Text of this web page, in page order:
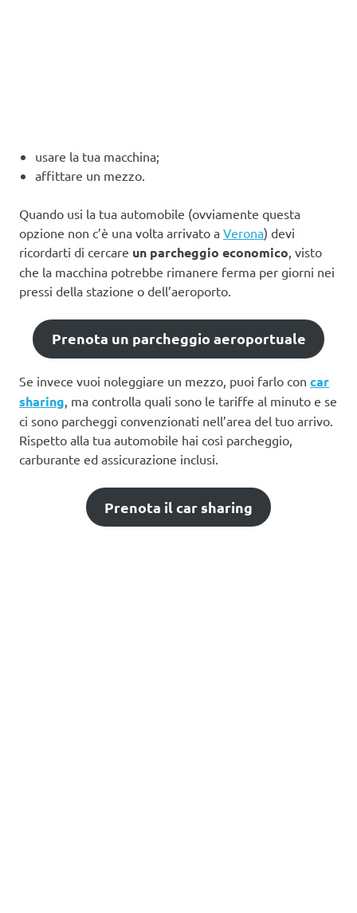
usare la tua macchina;
affittare un mezzo.
Quando usi la tua automobile (ovviamente questa
opzione non c’è una volta arrivato a Verona) devi
ricordarti di cercare un parcheggio economico , visto
che la macchina potrebbe rimanere ferma per giorni nei
pressi della stazione o dell’aeroporto.
Prenota un parcheggio aeroportuale
Se invece vuoi noleggiare un mezzo, puoi farlo con car
sharing, ma controlla quali sono le tariffe al minuto e se
ci sono parcheggi convenzionati nell’area del tuo arrivo.
Rispetto alla tua automobile hai così parcheggio,
carburante ed assicurazione inclusi.
Prenota il car sharing